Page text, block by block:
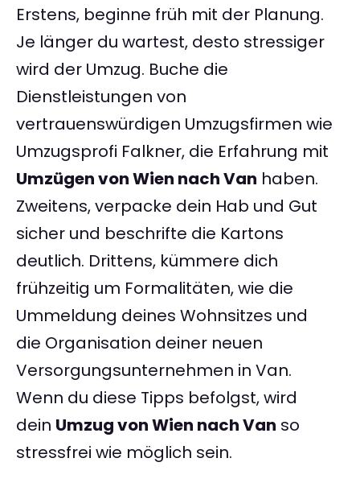
Erstens, beginne früh mit der Planung.
Je länger du wartest, desto stressiger
wird der Umzug. Buche die
Dienstleistungen von
vertrauenswürdigen Umzugsfirmen wie
Umzugsprofi Falkner, die Erfahrung mit
Umzügen von Wien nach Van haben.
Zweitens, verpacke dein Hab und Gut
sicher und beschrifte die Kartons
deutlich. Drittens, kümmere dich
frühzeitig um Formalitäten, wie die
Ummeldung deines Wohnsitzes und
die Organisation deiner neuen
Versorgungsunternehmen in Van.
Wenn du diese Tipps befolgst, wird
dein Umzug von Wien nach Van so
stressfrei wie möglich sein.